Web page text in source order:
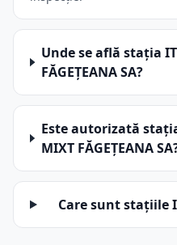
Unde se află stația
FĂGEŢEANA SA?
Este autorizată stația
MIXT FĂGEŢEANA
Care sunt stațiile